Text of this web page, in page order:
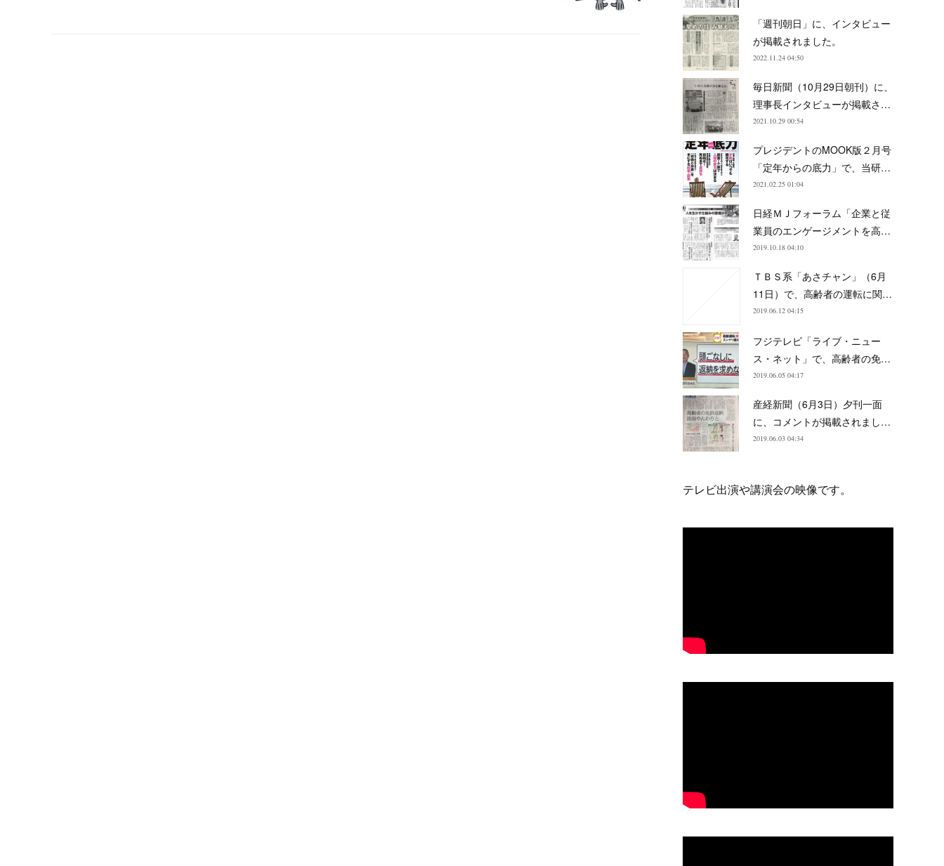
「週刊朝日」に、インタビュー
が掲載されました。
2022.11.24 04:50
毎日新聞（10月29日朝刊）に、
理事長インタビューが掲載さ…
2021.10.29 00:54
プレジデントのMOOK版２月号
「定年からの底力」で、当研…
2021.02.25 01:04
日経ＭＪフォーラム「企業と従
業員のエンゲージメントを高…
2019.10.18 04:10
ＴＢＳ系「あさチャン」（6月
11日）で、高齢者の運転に関…
2019.06.12 04:15
フジテレビ「ライブ・ニュー
ス・ネット」で、高齢者の免…
2019.06.05 04:17
産経新聞（6月3日）夕刊一面
に、コメントが掲載されまし…
2019.06.03 04:34
テレビ出演や講演会の映像です。